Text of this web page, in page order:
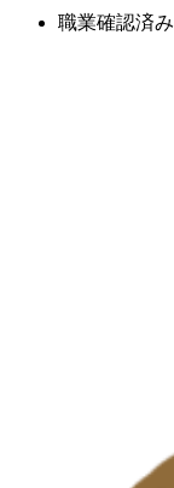
職業確認済み